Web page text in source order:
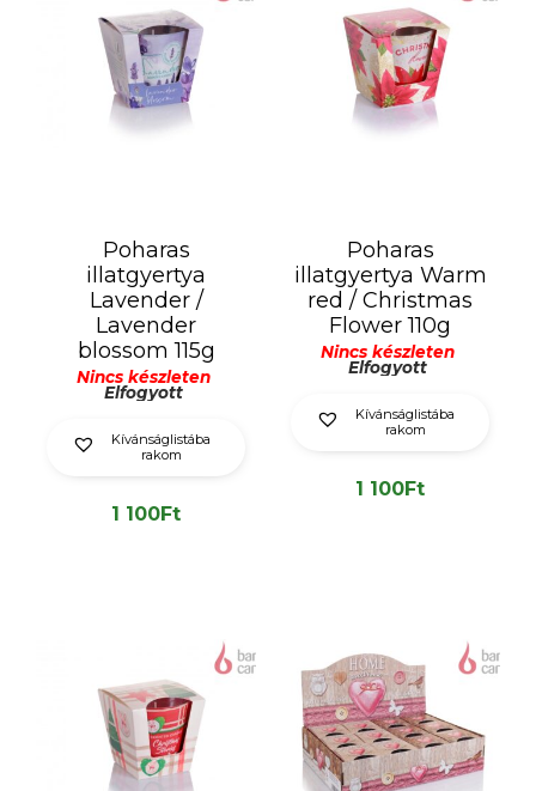
Poharas
illatgyertya
Lavender /
Lavender
blossom 115g
Nincs készleten
Elfogyott
Kívánságlistába
rakom
1 100Ft
Poharas
illatgyertya Warm
red / Christmas
Flower 110g
Nincs készleten
Elfogyott
Kívánságlistába
rakom
1 100Ft